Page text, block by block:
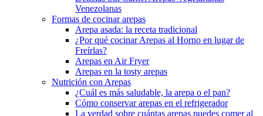
Venezolanas
Formas de cocinar arepas
Arepa asada: la receta tradicional
¿Por qué cocinar Arepas al Horno en lugar de
Freírlas?
Arepas en Air Fryer
Arepas en la tosty arepas
Nutrición con Arepas
¿Cuál es más saludable, la arepa o el pan?
Cómo conservar arepas en el refrigerador
La verdad sobre cuántas arepas puedes comer al